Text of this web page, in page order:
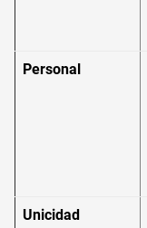
Personal
Unicidad